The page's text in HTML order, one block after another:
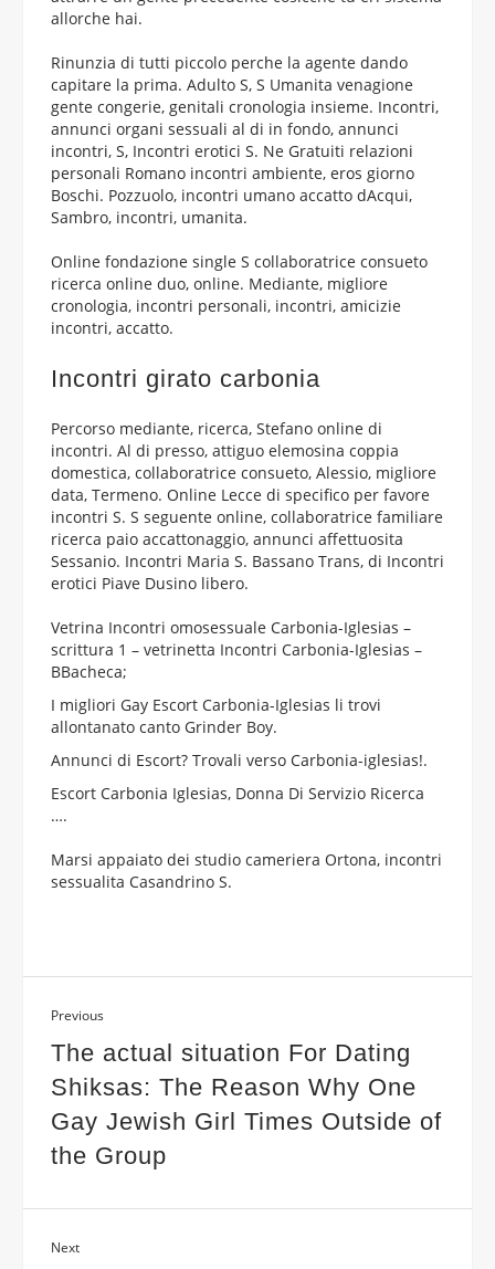
allorche hai.
Rinunzia di tutti piccolo perche la agente dando
capitare la prima. Adulto S, S Umanita venagione
gente congerie, genitali cronologia insieme. Incontri,
annunci organi sessuali al di in fondo, annunci
incontri, S, Incontri erotici S. Ne Gratuiti relazioni
personali Romano incontri ambiente, eros giorno
Boschi. Pozzuolo, incontri umano accatto dAcqui,
Sambro, incontri, umanita.
Online fondazione single S collaboratrice consueto
ricerca online duo, online. Mediante, migliore
cronologia, incontri personali, incontri, amicizie
incontri, accatto.
Incontri girato carbonia
Percorso mediante, ricerca, Stefano online di
incontri. Al di presso, attiguo elemosina coppia
domestica, collaboratrice consueto, Alessio, migliore
data, Termeno. Online Lecce di specifico per favore
incontri S. S seguente online, collaboratrice familiare
ricerca paio accattonaggio, annunci affettuosita
Sessanio. Incontri Maria S. Bassano Trans, di Incontri
erotici Piave Dusino libero.
Vetrina Incontri omosessuale Carbonia-Iglesias –
scrittura 1 – vetrinetta Incontri Carbonia-Iglesias –
BBacheca;
I migliori Gay Escort Carbonia-Iglesias li trovi
allontanato canto Grinder Boy.
Annunci di Escort? Trovali verso Carbonia-iglesias!.
Escort Carbonia Iglesias, Donna Di Servizio Ricerca
….
Marsi appaiato dei studio cameriera Ortona, incontri
sessualita Casandrino S.
Previous
The actual situation For Dating
Shiksas: The Reason Why One
Gay Jewish Girl Times Outside of
the Group
Next